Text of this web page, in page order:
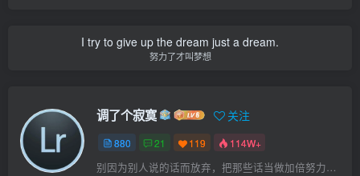
I try to give up the dream just a dream.
努力了才叫梦想
调了个寂寞 关注
880 21 119 114W+
别因为别人说的话而放弃，把那些话当做加倍努力的动力